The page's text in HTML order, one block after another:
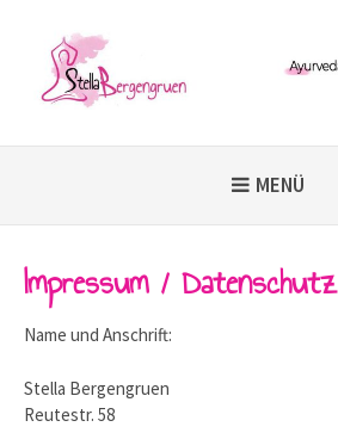
MENÜ
Impressum / Datenschutz
Name und Anschrift:
Stella Bergengruen
Reutestr. 58